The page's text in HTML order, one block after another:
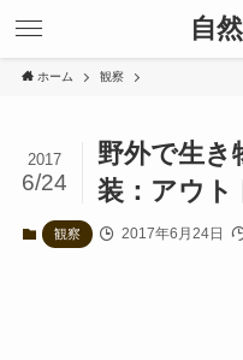
自
ホーム 観察
野外で生き
装：アウト
2017
6/24
観察 2017年6月24日